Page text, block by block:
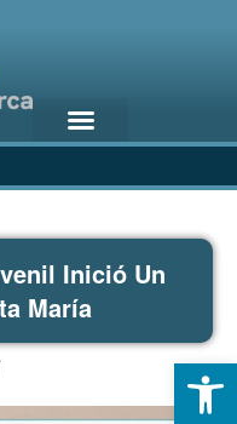
Inició Un
María